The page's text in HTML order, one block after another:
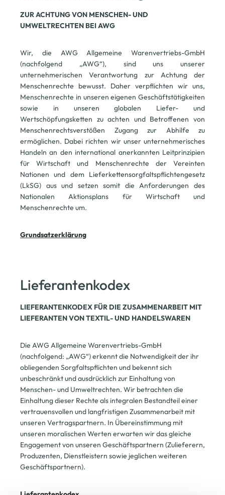
ZUR ACHTUNG VON MENSCHEN- UND
UMWELTRECHTEN BEI AWG
Wir, die AWG Allgemeine Warenvertriebs-GmbH
(nachfolgend „AWG“), sind uns unserer
unternehmerischen Verantwortung zur Achtung der
Menschenrechte bewusst. Daher verpflichten wir uns,
Menschenrechte in unseren eigenen Geschäftstätigkeiten
sowie in unseren globalen Liefer- und
Wertschöpfungsketten zu achten und Betroffenen von
Menschenrechtsverstößen Zugang zur Abhilfe zu
ermöglichen. Dabei richten wir unser unternehmerisches
Handeln an den international anerkannten Leitprinzipien
für Wirtschaft und Menschenrechte der Vereinten
Nationen und dem Lieferkettensorgfaltspflichtengesetz
(LkSG) aus und setzen somit die Anforderungen des
Nationalen Aktionsplans für Wirtschaft und
Menschenrechte um.
Grundsatzerklärung
Lieferantenkodex
LIEFERANTENKODEX FÜR DIE ZUSAMMENARBEIT MIT
LIEFERANTEN VON TEXTIL- UND HANDELSWAREN
Die AWG Allgemeine Warenvertriebs-GmbH
(nachfolgend: „AWG“) erkennt die Notwendigkeit der ihr
obliegenden Sorgfaltspflichten und bekennt sich
unbeschränkt und ausdrücklich zur Einhaltung von
Menschen- und Umweltrechten. Wir betrachten die
Einhaltung dieser Rechte als integralen Bestandteil einer
vertrauensvollen und langfristigen Zusammenarbeit mit
unseren Vertragspartnern. In Übereinstimmung mit
unseren moralischen Werten erwarten wir das gleiche
Engagement von unseren Geschäftspartnern (Zulieferern,
Produzenten, Dienstleistern sowie jeglichen weiteren
Geschäftspartnern).